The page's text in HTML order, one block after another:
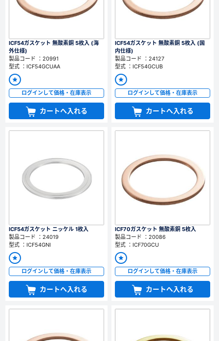
ICF54ガスケット 無酸素銅 5枚入 (海
外仕様)
製品コード ：20991
型式 ：ICF54GCUAA
ログインして価格・在庫表示
カートへ入れる
ICF54ガスケット 無酸素銅 5枚入 (国
内仕様)
製品コード ：24127
型式 ：ICF54GCUB
ログインして価格・在庫表示
カートへ入れる
ICF54ガスケット ニッケル 1枚入
製品コード ：24019
型式 ：ICF54GNI
ログインして価格・在庫表示
カートへ入れる
ICF70ガスケット 無酸素銅 5枚入
製品コード ：20086
型式 ：ICF70GCU
ログインして価格・在庫表示
カートへ入れる